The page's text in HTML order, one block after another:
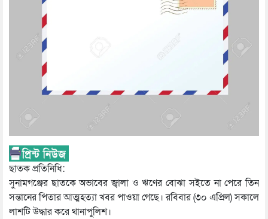
ছাতক প্রতিনিধি:
সুনামগঞ্জের ছাতকে অভাবের জ্বালা ও ঋণের বোঝা সইতে না পেরে তিন
সন্তানের পিতার আত্মহত্যা খবর পাওয়া গেছে। রবিবার (৩০ এপ্রিল) সকালে
লাশটি উদ্ধার করে থানাপুলিশ।